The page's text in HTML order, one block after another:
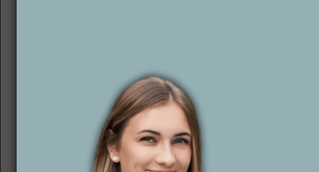
do
Działka o powierzchni
się w nowoczesnym ogrodzie?
Jak zaplanować prywatność w
ogrodzie w zabudowie
Czy projekt ogrodu uwzględnia
Czy projekt ogrodu 920 m²